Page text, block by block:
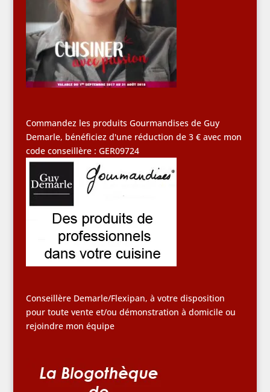
Commandez les produits Gourmandises de Guy
Demarle, bénéficiez d'une réduction de 3 € avec mon
code conseillère : GER09724
Conseillère Demarle/Flexipan, à votre disposition
pour toute vente et/ou démonstration à domicile ou
rejoindre mon équipe